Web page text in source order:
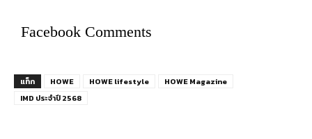
Facebook Comments
แท็ก HOWE HOWE lifestyle
HOWE Magazine
IMD ประจำปี 2568